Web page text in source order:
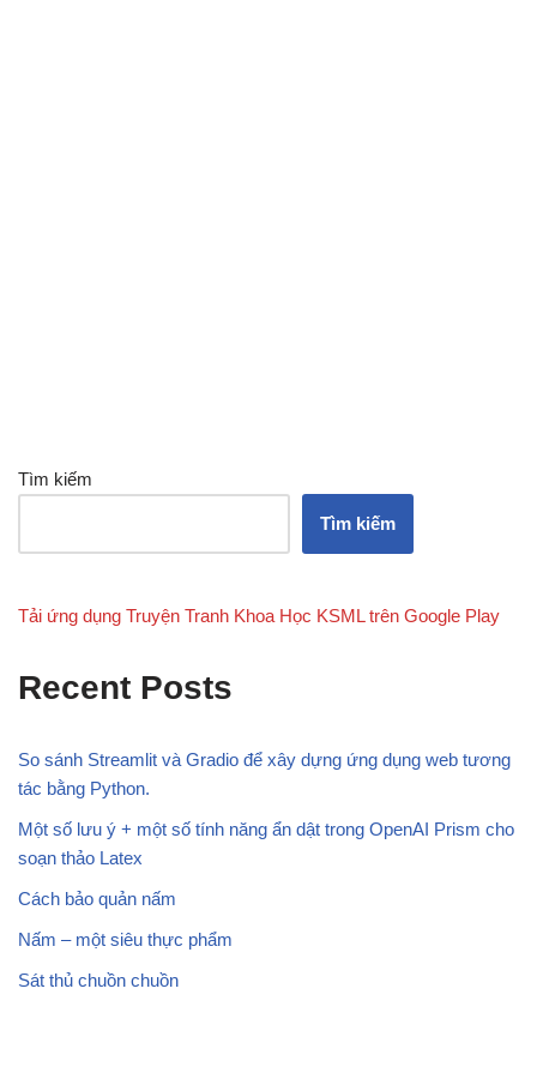
Tìm kiếm
Tìm kiếm
Tải ứng dụng Truyện Tranh Khoa Học KSML trên Google Play
Recent Posts
So sánh Streamlit và Gradio để xây dựng ứng dụng web tương
tác bằng Python.
Một số lưu ý + một số tính năng ẩn dật trong OpenAI Prism cho
soạn thảo Latex
Cách bảo quản nấm
Nấm – một siêu thực phẩm
Sát thủ chuồn chuồn